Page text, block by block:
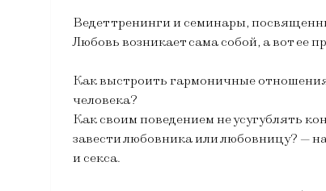
Ведет тренинги и семинары,
Любовь возникает сама собой, а вот ее
Как выстроить гармоничные
человека?
Как своим поведением не усугублять
завести любовника или любовницу? —
и секса.